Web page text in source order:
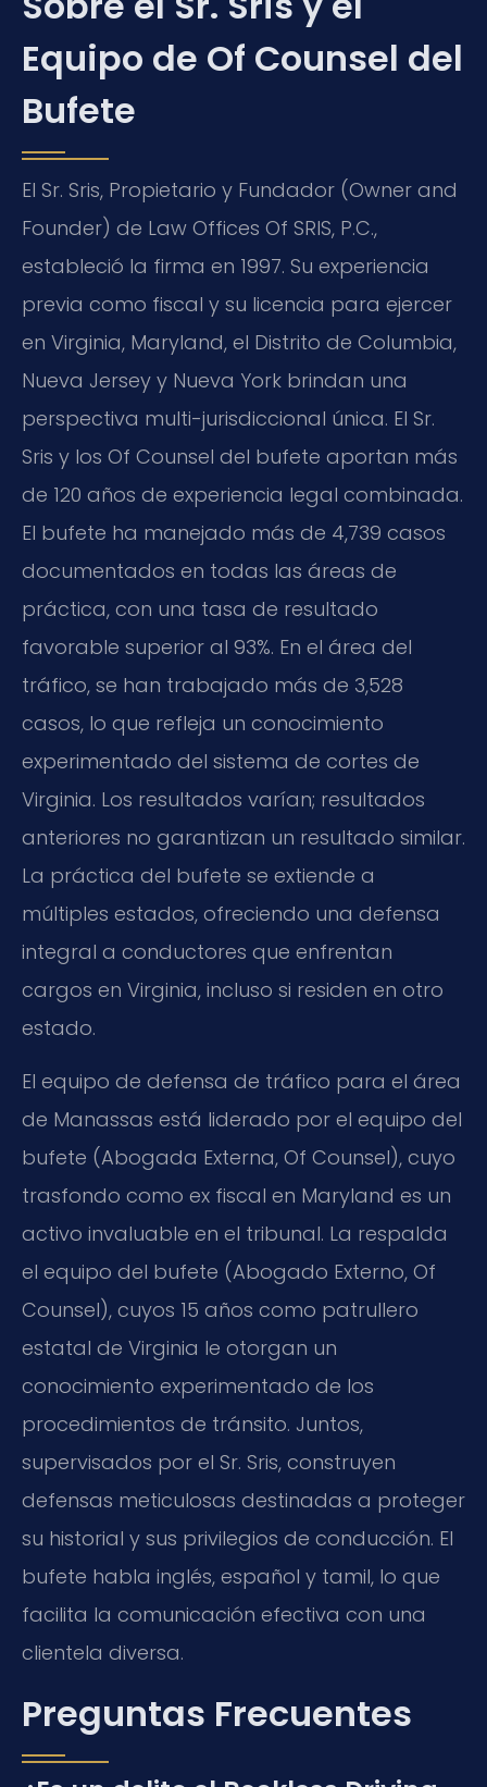
Equipo de Of Counsel del
Bufete
El Sr. Sris, Propietario y Fundador (Owner and
Founder) de Law Offices Of SRIS, P.C.,
estableció la firma en 1997. Su experiencia
previa como fiscal y su licencia para ejercer
en Virginia, Maryland, el Distrito de Columbia,
Nueva Jersey y Nueva York brindan una
perspectiva multi-jurisdiccional única. El Sr.
Sris y los Of Counsel del bufete aportan más
de 120 años de experiencia legal combinada.
El bufete ha manejado más de 4,739 casos
documentados en todas las áreas de
práctica, con una tasa de resultado
favorable superior al 93%. En el área del
tráfico, se han trabajado más de 3,528
casos, lo que refleja un conocimiento
experimentado del sistema de cortes de
Virginia. Los resultados varían; resultados
anteriores no garantizan un resultado similar.
La práctica del bufete se extiende a
múltiples estados, ofreciendo una defensa
integral a conductores que enfrentan
cargos en Virginia, incluso si residen en otro
estado.
El equipo de defensa de tráfico para el área
de Manassas está liderado por el equipo del
bufete (Abogada Externa, Of Counsel), cuyo
trasfondo como ex fiscal en Maryland es un
activo invaluable en el tribunal. La respalda
el equipo del bufete (Abogado Externo, Of
Counsel), cuyos 15 años como patrullero
estatal de Virginia le otorgan un
conocimiento experimentado de los
procedimientos de tránsito. Juntos,
supervisados por el Sr. Sris, construyen
defensas meticulosas destinadas a proteger
su historial y sus privilegios de conducción. El
bufete habla inglés, español y tamil, lo que
facilita la comunicación efectiva con una
clientela diversa.
Preguntas Frecuentes